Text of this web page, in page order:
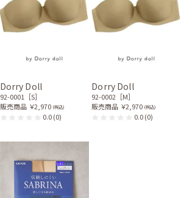
Dorry Doll
92-0001［S］
販売商品 ￥2,970 (税込)
0.0(0)
Dorry Doll
92-0002［M］
販売商品 ￥2,970 (税込)
0.0(0)